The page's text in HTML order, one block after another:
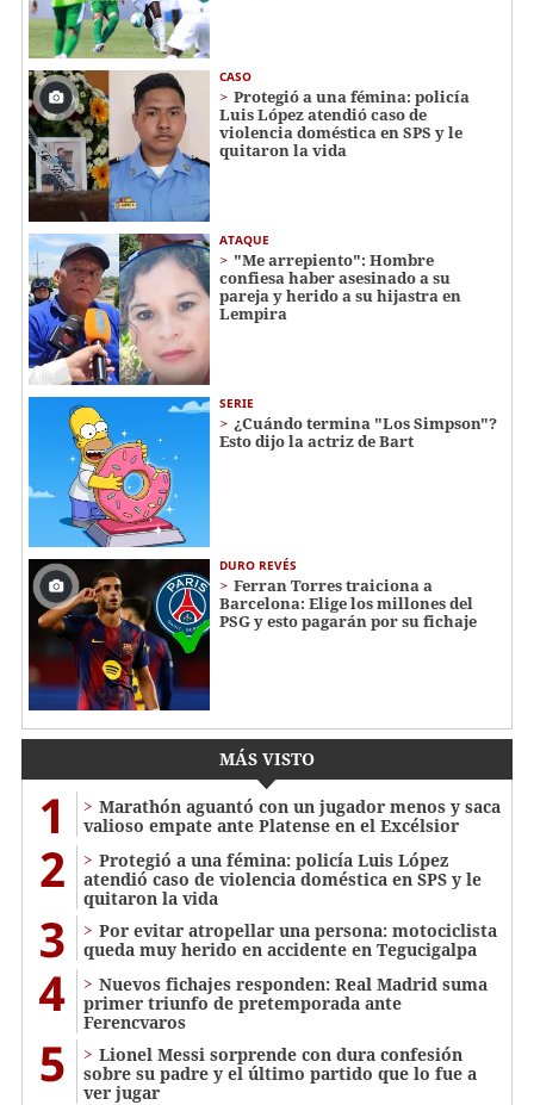
CASO
Protegió a una fémina: policía
Luis López atendió caso de
violencia doméstica en SPS y le
quitaron la vida
ATAQUE
"Me arrepiento": Hombre
confiesa haber asesinado a su
pareja y herido a su hijastra en
Lempira
SERIE
¿Cuándo termina "Los Simpson"?
Esto dijo la actriz de Bart
DURO REVÉS
Ferran Torres traiciona a
Barcelona: Elige los millones del
PSG y esto pagarán por su fichaje
MÁS VISTO
1
Marathón aguantó con un jugador menos y saca
valioso empate ante Platense en el Excélsior
2
Protegió a una fémina: policía Luis López
atendió caso de violencia doméstica en SPS y le
quitaron la vida
3
Por evitar atropellar una persona: motociclista
queda muy herido en accidente en Tegucigalpa
4
Nuevos fichajes responden: Real Madrid suma
primer triunfo de pretemporada ante
Ferencvaros
5
Lionel Messi sorprende con dura confesión
sobre su padre y el último partido que lo fue a
ver jugar